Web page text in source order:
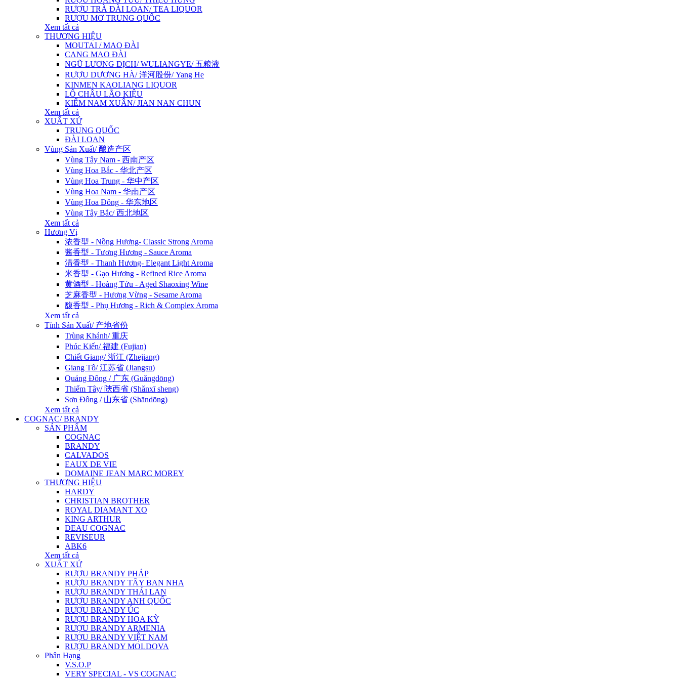
RƯỢU TRÀ ĐÀI LOAN/ TEA LIQUOR
RƯỢU MƠ TRUNG QUỐC
Xem tất cả
THƯƠNG HIỆU
MOUTAI / MAO ĐÀI
CANG MAO ĐÀI
NGŨ LƯƠNG DỊCH/ WULIANGYE/ 五粮液
RƯỢU DƯƠNG HÀ/ 洋河股份/ Yang He
KINMEN KAOLIANG LIQUOR
LÔ CHÂU LÃO KIỆU
KIẾM NAM XUÂN/ JIAN NAN CHUN
Xem tất cả
XUẤT XỨ
TRUNG QUỐC
ĐÀI LOAN
Vùng Sản Xuất/ 酿造产区
Vùng Tây Nam - 西南产区
Vùng Hoa Bắc - 华北产区
Vùng Hoa Trung - 华中产区
Vùng Hoa Nam - 华南产区
Vùng Hoa Đông - 华东地区
Vùng Tây Bắc/ 西北地区
Xem tất cả
Hương Vị
浓香型 - Nồng Hương- Classic Strong Aroma
酱香型 - Tương Hương - Sauce Aroma
清香型 - Thanh Hương- Elegant Light Aroma
米香型 - Gạo Hương - Refined Rice Aroma
黄酒型 - Hoàng Tửu - Aged Shaoxing Wine
芝麻香型 - Hương Vừng - Sesame Aroma
馥香型 - Phụ Hương - Rich & Complex Aroma
Xem tất cả
Tỉnh Sản Xuất/ 产地省份
Trùng Khánh/ 重庆
Phúc Kiến/ 福建 (Fujian)
Chiết Giang/ 浙江 (Zhejiang)
Giang Tô/ 江苏省 (Jiangsu)
Quảng Đông / 广东 (Guǎngdōng)
Thiểm Tây/ 陝西省 (Shǎnxī sheng)
Sơn Đông / 山东省 (Shāndōng)
Xem tất cả
COGNAC/ BRANDY
SẢN PHẨM
COGNAC
BRANDY
CALVADOS
EAUX DE VIE
DOMAINE JEAN MARC MOREY
THƯƠNG HIỆU
HARDY
CHRISTIAN BROTHER
ROYAL DIAMANT XO
KING ARTHUR
DEAU COGNAC
REVISEUR
ABK6
Xem tất cả
XUẤT XỨ
RƯỢU BRANDY PHÁP
RƯỢU BRANDY TÂY BAN NHA
RƯỢU BRANDY THÁI LAN
RƯỢU BRANDY ANH QUỐC
RƯỢU BRANDY ÚC
RƯỢU BRANDY HOA KỲ
RƯỢU BRANDY ARMENIA
RƯỢU BRANDY VIỆT NAM
RƯỢU BRANDY MOLDOVA
Phân Hạng
V.S.O.P
VERY SPECIAL - VS COGNAC